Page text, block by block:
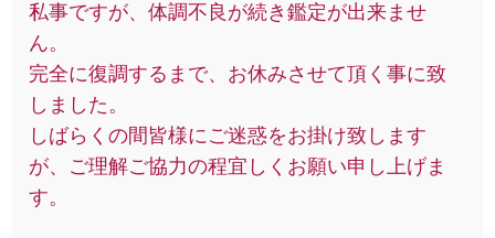
私事ですが、体調不良が続き鑑定が出来ませ
ん。
完全に復調するまで、お休みさせて頂く事に致
しました。
しばらくの間皆様にご迷惑をお掛け致します
が、ご理解ご協力の程宜しくお願い申し上げま
す。